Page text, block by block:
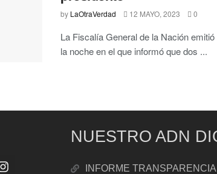
by LaOtraVerdad 12 MAYO, 2023 0
La Fiscalía General de la Nación
la noche en el que informó que dos ...
NUESTRO ADN
INFORME TRANSPARENCIA